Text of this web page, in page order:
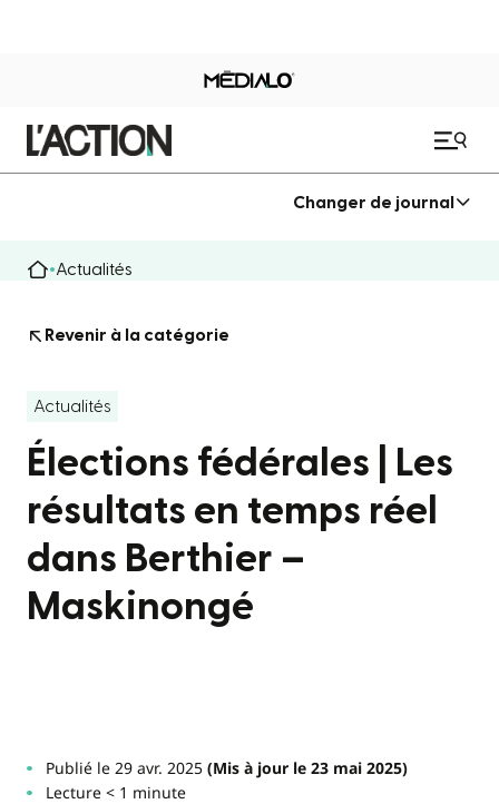
Changer de journal
Actualités
Revenir à la catégorie
Actualités
Élections fédérales | Les
résultats en temps réel
dans Berthier –
Maskinongé
Publié le 29 avr. 2025(Mis à jour le 23 mai 2025)
Lecture < 1 minute